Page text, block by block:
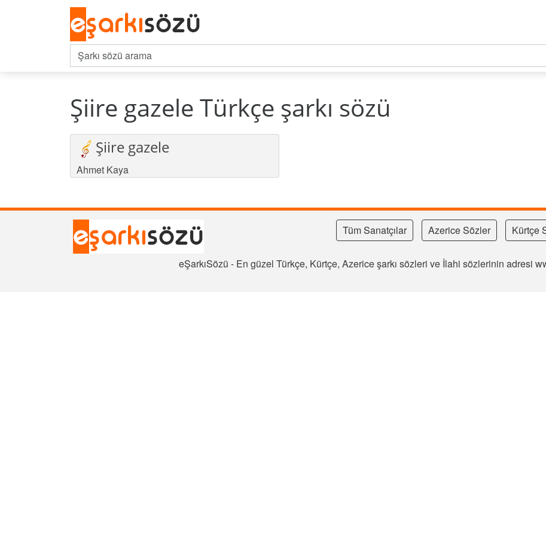
Şiire gazele Türkçe şarkı sözü
Şiire gazele
Ahmet Kaya
Tüm Sanatçılar Azerice Sözler Kürtçe
eŞarkıSözü - En güzel Türkçe, Kürtçe, Azerice şarkı sözleri ve İlahi sözlerinin adresi